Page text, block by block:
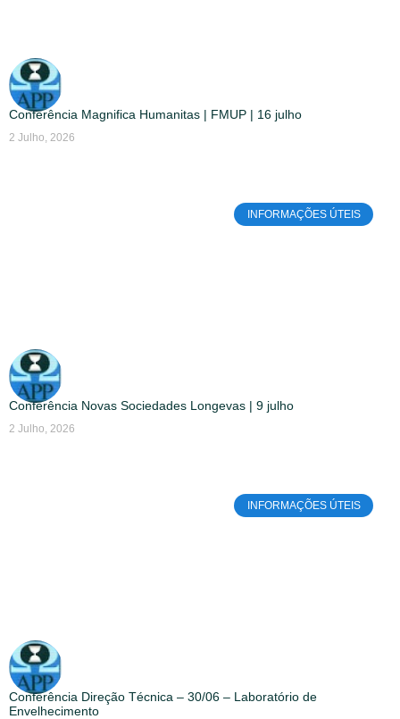
Conferência Magnifica Humanitas | FMUP | 16 julho
2 Julho, 2026
INFORMAÇÕES ÚTEIS
Conferência Novas Sociedades Longevas | 9 julho
2 Julho, 2026
INFORMAÇÕES ÚTEIS
Conferência Direção Técnica – 30/06 – Laboratório de
Envelhecimento